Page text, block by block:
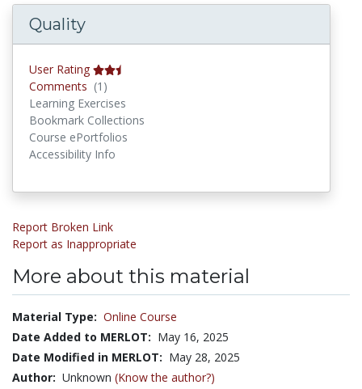
Quality
User Rating
Comments (1)
Learning Exercises
Bookmark Collections
Course ePortfolios
Accessibility Info
Report Broken Link
Report as Inappropriate
More about this material
Material Type: Online Course
Date Added to MERLOT: May 16, 2025
Date Modified in MERLOT: May 28, 2025
Author: Unknown (Know the author?)